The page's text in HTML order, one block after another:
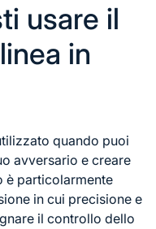
usare il
in
quando puoi
avversario e creare
è particolarmente
in cui precisione e
il controllo dello